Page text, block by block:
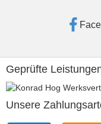
Geprüfte
Unsere